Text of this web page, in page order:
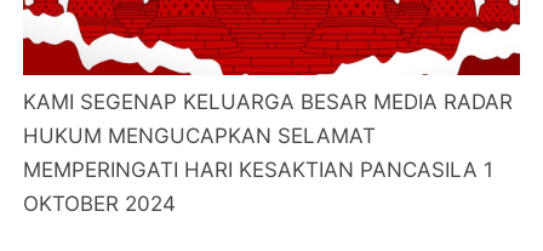
KAMI SEGENAP KELUARGA BESAR MEDIA RADAR
HUKUM MENGUCAPKAN SELAMAT
MEMPERINGATI HARI KESAKTIAN PANCASILA 1
OKTOBER 2024